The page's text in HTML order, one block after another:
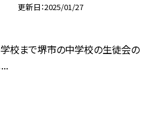
更新日 2025/01/27
校まで堺市の中学校の生徒会の